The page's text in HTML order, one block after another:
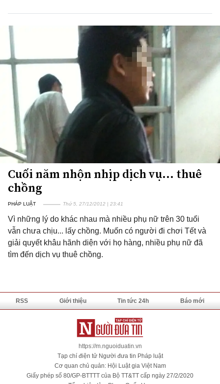
Cuối năm nhộn nhịp dịch vụ... thuê
chồng
PHÁP LUẬT Thứ 5, 27/12/2012 | 23:41
Vì những lý do khác nhau mà nhiều phụ nữ trên 30 tuổi
vẫn chưa chịu... lấy chồng. Muốn có người đi chơi Tết và
giải quyết khâu hãnh diện với họ hàng, nhiều phụ nữ đã
tìm đến dịch vụ thuê chồng.
RSS Giới thiệu Tin tức 24h Báo mới
https://m.nguoiduatin.vn
Tạp chí điện tử Người đưa tin Pháp luật
Cơ quan chủ quản: Hội Luật gia Việt Nam
Giấy phép số 80/GP-BTTTT của Bộ TT&TT cấp ngày 27/2/2020